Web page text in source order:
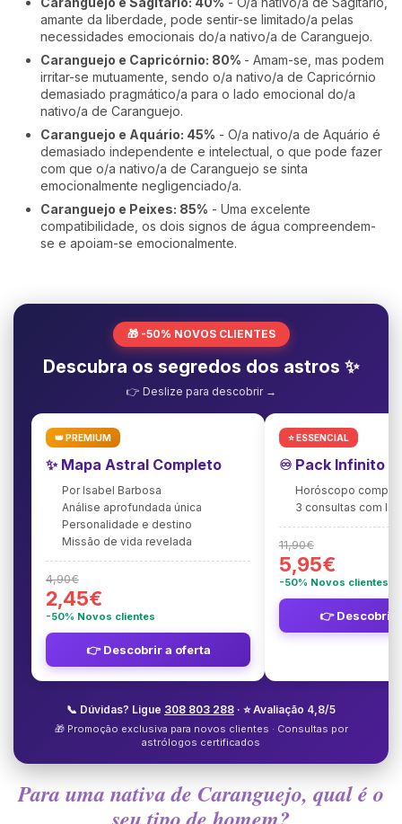
amante da liberdade, pode sentir-se limitado/a pelas
necessidades emocionais do/a nativo/a de Caranguejo.
Caranguejo e Capricórnio: 80% - Amam-se, mas podem
irritar-se mutuamente, sendo o/a nativo/a de Capricórnio
demasiado pragmático/a para o lado emocional do/a
nativo/a de Caranguejo.
Caranguejo e Aquário: 45% - O/a nativo/a de Aquário é
demasiado independente e intelectual, o que pode fazer
com que o/a nativo/a de Caranguejo se sinta
emocionalmente negligenciado/a.
Caranguejo e Peixes: 85% - Uma excelente
compatibilidade, os dois signos de água compreendem-
se e apoiam-se emocionalmente.
🎁 -50% NOVOS CLIENTES
Descubra os segredos dos astros ✨
👉 Deslize para descobrir →
👑 PREMIUM
✨ Mapa Astral Completo
Por Isabel Barbosa
Análise aprofundada única
Personalidade e destino
Missão de vida revelada
4,90€
2,45€
-50% Novos clientes
👉 Descobrir a oferta
⭐ ESSENCIAL
♾️ Pack Infinito
Horóscopo
3 consultas com
11,90€
5,95€
-50% Novos clientes
👉 Descobrir
📞 Dúvidas? Ligue 308 803 288 · ⭐ Avaliação 4,8/5
🎁 Promoção exclusiva para novos clientes · Consultas por
astrólogos certificados
Para uma nativa de Caranguejo, qual é o